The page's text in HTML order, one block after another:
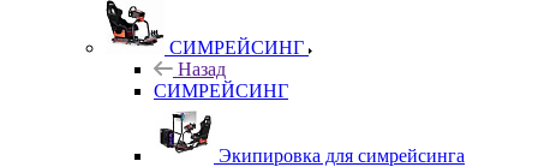
СИМРЕЙСИНГ
Назад
СИМРЕЙСИНГ
Экипировка для симрейсинга